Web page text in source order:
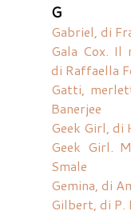
G
Gabriel, di
Gala Cox. Il
di Raffaella
Gatti,
Banerjee
Geek Girl, di
Geek Girl.
Smale
Gemina, di
Gilbert, di P.